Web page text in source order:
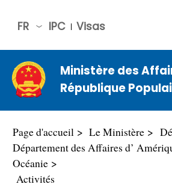
IPC Visas
FR
中文
Engli
sh
Русс
Espa
ñol
عربي
Ministère des
République
Page d'accueil Le Ministère
Département des Affaires d’
Océanie
Activités